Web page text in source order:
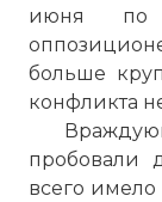
июня по
больше
конфликта
пробовали
всего